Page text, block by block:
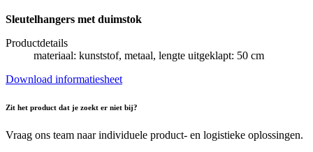
Sleutelhangers met duimstok
Productdetails
materiaal: kunststof, metaal, lengte uitgeklapt: 50 cm
Download informatiesheet
Zit het product dat je zoekt er niet bij?
Vraag ons team naar individuele product- en logistieke oplossingen.